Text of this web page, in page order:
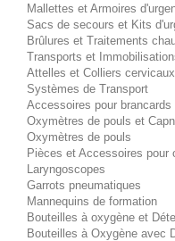
Mallettes et Armoires
Sacs de secours et Kits
Brûlures et Traitements
Transports et
Attelles et Colliers cervicaux
Systèmes de Transport
Accessoires pour brancards
Oxymètres de pouls et
Oxymètres de pouls
Pièces et Accessoires pour
Laryngoscopes
Garrots pneumatiques
Mannequins de formation
Bouteilles à oxygène et
Bouteilles à Oxygène avec